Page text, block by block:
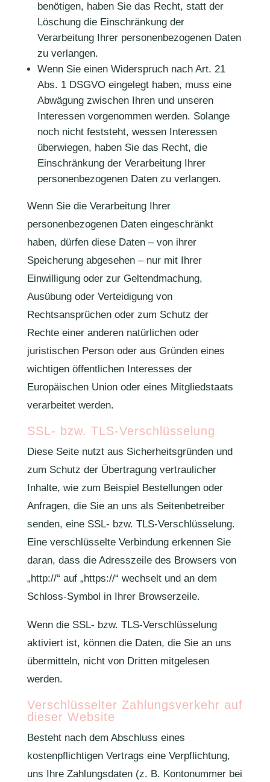
benötigen, haben Sie das Recht, statt der
Löschung die Einschränkung der
Verarbeitung Ihrer personenbezogenen Daten
zu verlangen.
Wenn Sie einen Widerspruch nach Art. 21
Abs. 1 DSGVO eingelegt haben, muss eine
Abwägung zwischen Ihren und unseren
Interessen vorgenommen werden. Solange
noch nicht feststeht, wessen Interessen
überwiegen, haben Sie das Recht, die
Einschränkung der Verarbeitung Ihrer
personenbezogenen Daten zu verlangen.
Wenn Sie die Verarbeitung Ihrer
personenbezogenen Daten eingeschränkt
haben, dürfen diese Daten – von ihrer
Speicherung abgesehen – nur mit Ihrer
Einwilligung oder zur Geltendmachung,
Ausübung oder Verteidigung von
Rechtsansprüchen oder zum Schutz der
Rechte einer anderen natürlichen oder
juristischen Person oder aus Gründen eines
wichtigen öffentlichen Interesses der
Europäischen Union oder eines Mitgliedstaats
verarbeitet werden.
SSL- bzw. TLS-Verschlüsselung
Diese Seite nutzt aus Sicherheitsgründen und
zum Schutz der Übertragung vertraulicher
Inhalte, wie zum Beispiel Bestellungen oder
Anfragen, die Sie an uns als Seitenbetreiber
senden, eine SSL- bzw. TLS-Verschlüsselung.
Eine verschlüsselte Verbindung erkennen Sie
daran, dass die Adresszeile des Browsers von
„http://“ auf „https://“ wechselt und an dem
Schloss-Symbol in Ihrer Browserzeile.
Wenn die SSL- bzw. TLS-Verschlüsselung
aktiviert ist, können die Daten, die Sie an uns
übermitteln, nicht von Dritten mitgelesen
werden.
Verschlüsselter Zahlungsverkehr auf
dieser Website
Besteht nach dem Abschluss eines
kostenpflichtigen Vertrags eine Verpflichtung,
uns Ihre Zahlungsdaten (z. B. Kontonummer bei